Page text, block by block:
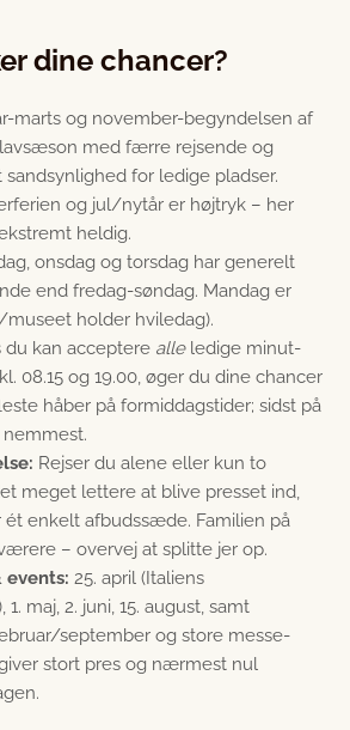
dine chancer?
marts og november-begyndelsen af
med færre rejsende og
for ledige pladser.
og jul/nytår er højtryk – her
heldig.
onsdag og torsdag har generelt
end fredag-søndag. Mandag er
holder hviledag).
du kan acceptere alleledige minut-
08.15 og 19.00, øger du dine chancer
håber på formiddagstider; sidst på
Rejser du alene eller kun to
meget lettere at blive presset ind,
ét enkelt afbudssæde. Familien på
– overvej at splitte jer op.
25. april (Italiens
1. maj, 2. juni, 15. august, samt
september og store messe-
stort pres og nærmest nul